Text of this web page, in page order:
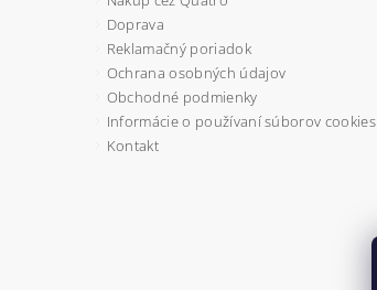
Doprava
Reklamačný poriadok
Ochrana osobných údajov
Obchodné podmienky
Informácie o používaní súborov cookies
Kontakt